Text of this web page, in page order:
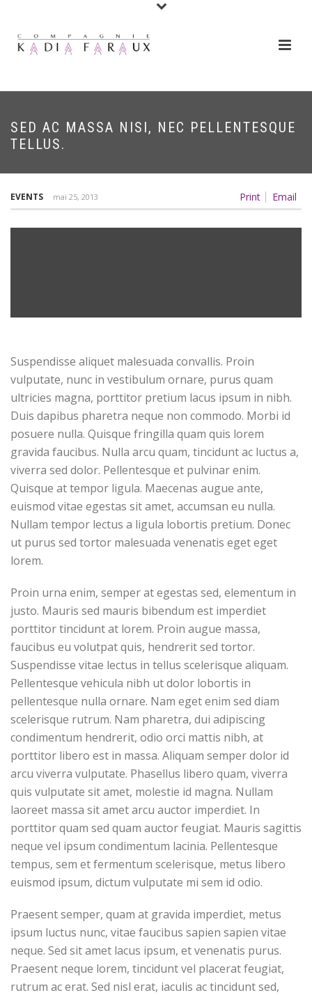
SED AC MASSA NISI, NEC PELLENTESQUE
TELLUS.
Print Email
EVENTS mai 25, 2013
Suspendisse aliquet malesuada convallis. Proin
vulputate, nunc in vestibulum ornare, purus quam
ultricies magna, porttitor pretium lacus ipsum in nibh.
Duis dapibus pharetra neque non commodo. Morbi id
posuere nulla. Quisque fringilla quam quis lorem
gravida faucibus. Nulla arcu quam, tincidunt ac luctus a,
viverra sed dolor. Pellentesque et pulvinar enim.
Quisque at tempor ligula. Maecenas augue ante,
euismod vitae egestas sit amet, accumsan eu nulla.
Nullam tempor lectus a ligula lobortis pretium. Donec
ut purus sed tortor malesuada venenatis eget eget
lorem.
Proin urna enim, semper at egestas sed, elementum in
justo. Mauris sed mauris bibendum est imperdiet
porttitor tincidunt at lorem. Proin augue massa,
faucibus eu volutpat quis, hendrerit sed tortor.
Suspendisse vitae lectus in tellus scelerisque aliquam.
Pellentesque vehicula nibh ut dolor lobortis in
pellentesque nulla ornare. Nam eget enim sed diam
scelerisque rutrum. Nam pharetra, dui adipiscing
condimentum hendrerit, odio orci mattis nibh, at
porttitor libero est in massa. Aliquam semper dolor id
arcu viverra vulputate. Phasellus libero quam, viverra
quis vulputate sit amet, molestie id magna. Nullam
laoreet massa sit amet arcu auctor imperdiet. In
porttitor quam sed quam auctor feugiat. Mauris sagittis
neque vel ipsum condimentum lacinia. Pellentesque
tempus, sem et fermentum scelerisque, metus libero
euismod ipsum, dictum vulputate mi sem id odio.
Praesent semper, quam at gravida imperdiet, metus
ipsum luctus nunc, vitae faucibus sapien sapien vitae
neque. Sed sit amet lacus ipsum, et venenatis purus.
Praesent neque lorem, tincidunt vel placerat feugiat,
rutrum ac erat. Sed nisl erat, iaculis ac tincidunt sed,